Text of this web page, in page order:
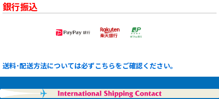
銀行振込
送料･配送方法については必ずこちらをご確認ください。